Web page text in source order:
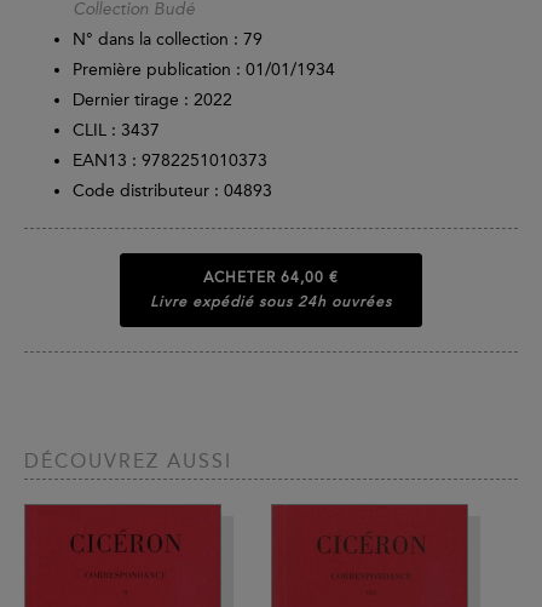
Collection Budé
N° dans la collection : 79
Première publication : 01/01/1934
Dernier tirage : 2022
CLIL : 3437
EAN13 : 9782251010373
Code distributeur : 04893
ACHETER 64,00 €
Livre expédié sous 24h ouvrées
DÉCOUVREZ AUSSI